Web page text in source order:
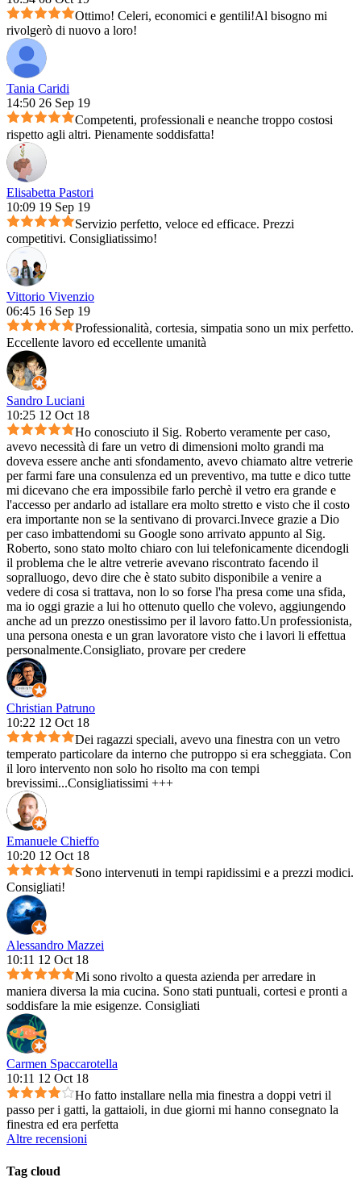
Ottimo! Celeri, economici e gentili!Al bisogno mi
rivolgerò di nuovo a loro!
Tania Caridi
14:50 26 Sep 19
Competenti, professionali e neanche troppo costosi
rispetto agli altri. Pienamente soddisfatta!
Elisabetta Pastori
10:09 19 Sep 19
Servizio perfetto, veloce ed efficace. Prezzi
competitivi. Consigliatissimo!
Vittorio Vivenzio
06:45 16 Sep 19
Professionalità, cortesia, simpatia sono un mix perfetto.
Eccellente lavoro ed eccellente umanità
Sandro Luciani
10:25 12 Oct 18
Ho conosciuto il Sig. Roberto veramente per caso,
avevo necessità di fare un vetro di dimensioni molto grandi ma
doveva essere anche anti sfondamento, avevo chiamato altre vetrerie
per farmi fare una consulenza ed un preventivo, ma tutte e dico tutte
mi dicevano che era impossibile farlo perchè il vetro era grande e
l'accesso per andarlo ad istallare era molto stretto e visto che il costo
era importante non se la sentivano di provarci.Invece grazie a Dio
per caso imbattendomi su Google sono arrivato appunto al Sig.
Roberto, sono stato molto chiaro con lui telefonicamente dicendogli
il problema che le altre vetrerie avevano riscontrato facendo il
sopralluogo, devo dire che è stato subito disponibile a venire a
vedere di cosa si trattava, non lo so forse l'ha presa come una sfida,
ma io oggi grazie a lui ho ottenuto quello che volevo, aggiungendo
anche ad un prezzo onestissimo per il lavoro fatto.Un professionista,
una persona onesta e un gran lavoratore visto che i lavori li effettua
personalmente.Consigliato, provare per credere
Christian Patruno
10:22 12 Oct 18
Dei ragazzi speciali, avevo una finestra con un vetro
temperato particolare da interno che putroppo si era scheggiata. Con
il loro intervento non solo ho risolto ma con tempi
brevissimi...Consigliatissimi +++
Emanuele Chieffo
10:20 12 Oct 18
Sono intervenuti in tempi rapidissimi e a prezzi modici.
Consigliati!
Alessandro Mazzei
10:11 12 Oct 18
Mi sono rivolto a questa azienda per arredare in
maniera diversa la mia cucina. Sono stati puntuali, cortesi e pronti a
soddisfare la mie esigenze. Consigliati
Carmen Spaccarotella
10:11 12 Oct 18
Ho fatto installare nella mia finestra a doppi vetri il
passo per i gatti, la gattaioli, in due giorni mi hanno consegnato la
finestra ed era perfetta
Altre recensioni
Tag cloud